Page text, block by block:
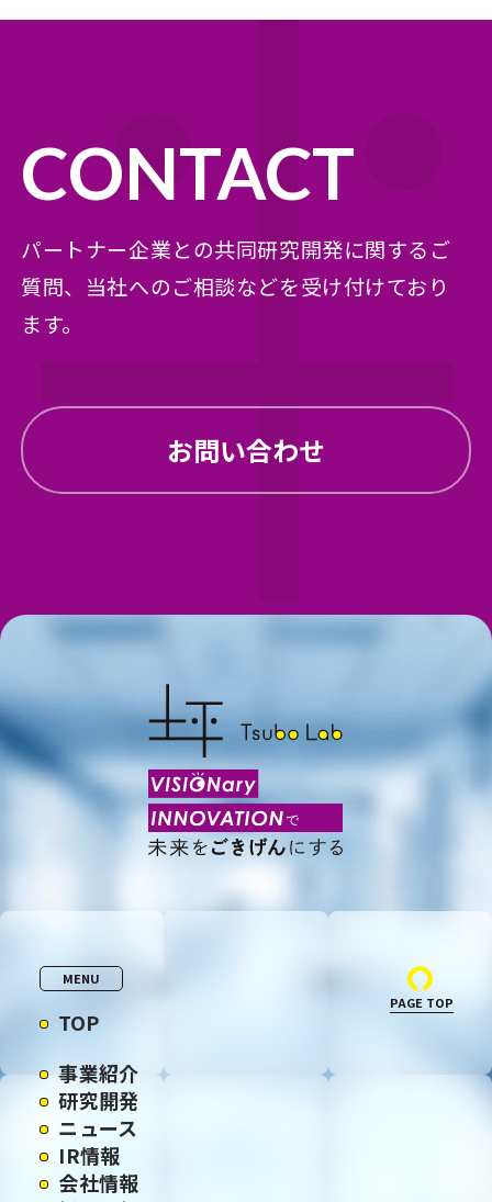
CONTACT
パートナー企業との共同研究開発に関するご
質問、 当社へのご相談などを受け付けており
ます。
お問い合わせ
MENU
TOP
事業紹介
研究開発
ニュース
IR情報
会社情報
PAGE TOP